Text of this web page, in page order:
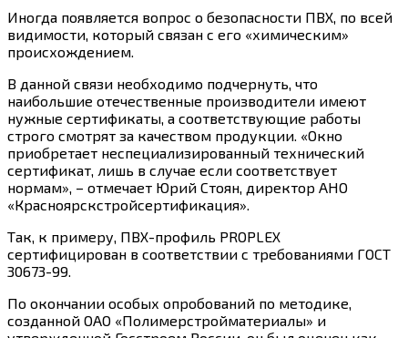
Иногда появляется вопрос о безопасности ПВХ, по всей
видимости, который связан с его «химическим»
происхождением.
В данной связи необходимо подчернуть, что
наибольшие отечественные производители имеют
нужные сертификаты, а соответствующие работы
строго смотрят за качеством продукции. «Окно
приобретает неспециализированный технический
сертификат, лишь в случае если соответствует
нормам», – отмечает Юрий Стоян, директор АНО
«Красноярскстройсертификация».
Так, к примеру, ПВХ-профиль PROPLEX
сертифицирован в соответствии с требованиями ГОСТ
30673-99.
По окончании особых опробований по методике,
созданной ОАО «Полимерстройматериалы» и